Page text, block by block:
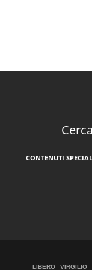
CONTENUTI
LIBERO VIRGILIO